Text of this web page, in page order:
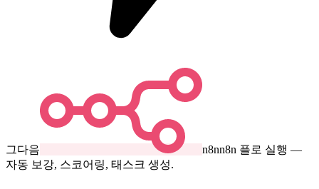
그다음 n8nn8n 플로 실행 —
자동 보강, 스코어링, 태스크 생성.